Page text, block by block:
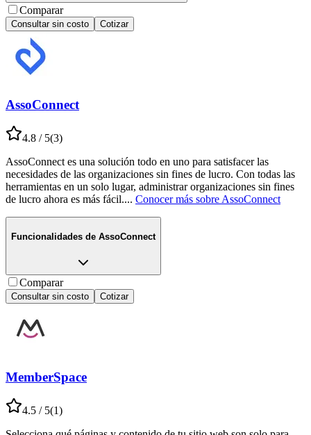
Comparar
Consultar sin costo Cotizar
AssoConnect
4.8 / 5(3)
AssoConnect es una solución todo en uno para satisfacer las
necesidades de las organizaciones sin fines de lucro. Con todas las
herramientas en un solo lugar, administrar organizaciones sin fines
de lucro ahora es más fácil.... Conocer más sobreAssoConnect
Funcionalidades de AssoConnect
Comparar
Consultar sin costo Cotizar
MemberSpace
4.5 / 5(1)